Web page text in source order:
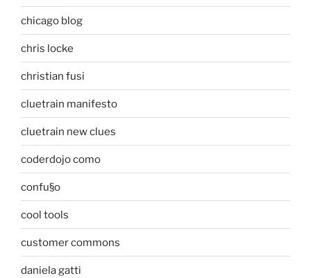
chicago blog
chris locke
christian fusi
cluetrain manifesto
cluetrain new clues
coderdojo como
confu§o
cool tools
customer commons
daniela gatti